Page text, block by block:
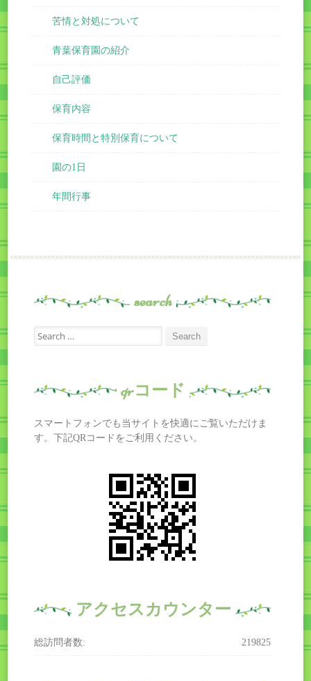
苦情と対処について
青葉保育園の紹介
自己評価
保育内容
保育時間と特別保育について
園の1日
年間行事
search
Search
for:
qrコード
スマートフォンでも当サイトを快適にご覧いただけま
す。下記QRコードをご利用ください。
アクセスカウンター
219825
総訪問者数: